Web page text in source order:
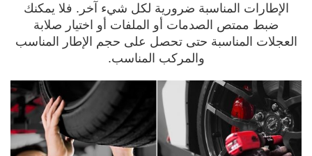
الإطارات المناسبة ضرورية لكل شيء آخر. فلا يمكنك
ضبط ممتص الصدمات أو الملفات أو اختيار صلابة
العجلات المناسبة حتى تحصل على حجم الإطار المناسب
والمركب المناسب.